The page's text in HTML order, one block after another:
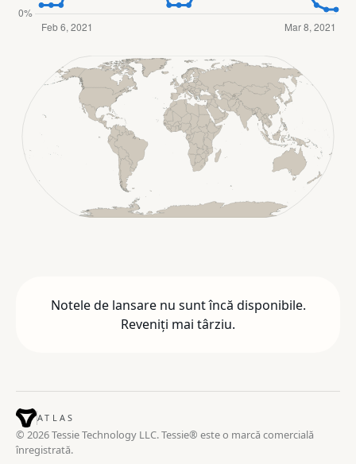
Notele de lansare nu sunt încă disponibile.
Reveniți mai târziu.
ATLAS
© 2026 Tessie Technology LLC. Tessie® este o marcă comercială
înregistrată.